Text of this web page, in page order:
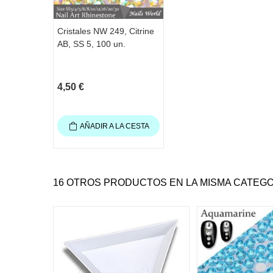
Cristales NW 249, Citrine
AB, SS 5, 100 un.
4,50 €
AÑADIR A LA CESTA
16 OTROS PRODUCTOS EN LA MISMA